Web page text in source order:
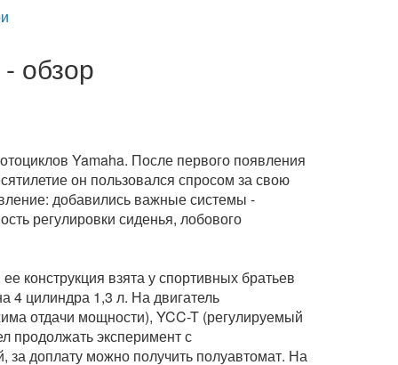
обзор
Yamaha. После первого появления
он пользовался спросом за свою
добавились важные системы -
регулировки сиденья, лобового
конструкция взята у спортивных братьев
4 цилиндра 1,3 л. На двигатель
отдачи мощности), YCC-T (регулируемый
продолжать эксперимент с
за доплату можно получить полуавтомат. На